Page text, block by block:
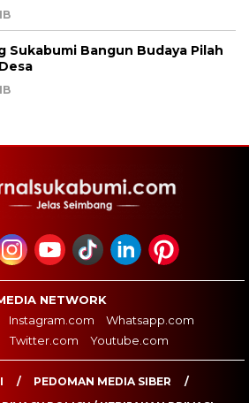
Sukabumi Bangun Budaya Pilah
NETWORK
Instagram.com
Whatsapp.com
Twitter.com Youtube.com
PEDOMAN MEDIA SIBER